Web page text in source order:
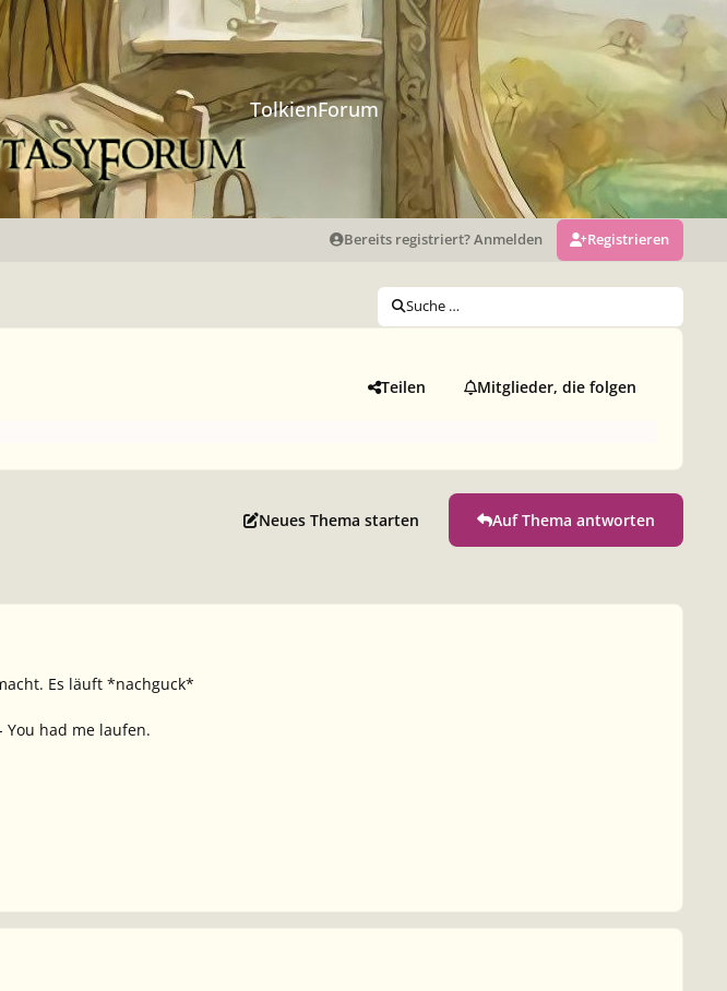
TolkienForum
Bereits registriert? Anmelden Registrieren
Suche …
Teilen Mitglieder, die folgen
Neues Thema starten Auf Thema antworten
Es läuft *nachguck*
You had me laufen.